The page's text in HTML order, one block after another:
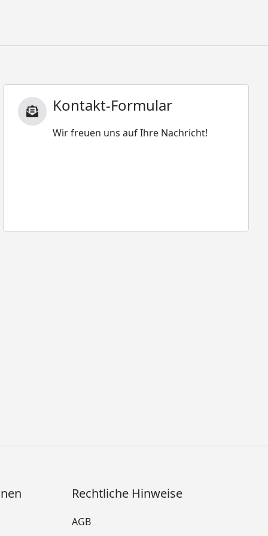
Kontakt-Formular
Wir freuen uns auf Ihre Nachricht!
Rechtliche Hinweise
AGB